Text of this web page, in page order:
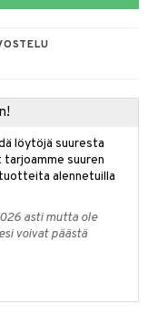
löytöjä suuresta
suuren
alennetuilla
asti mutta ole
voivat päästä